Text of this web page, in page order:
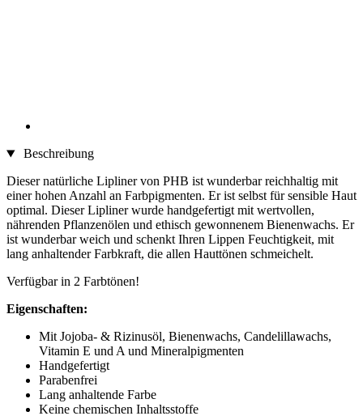
Beschreibung
Dieser natürliche Lipliner von PHB ist wunderbar reichhaltig mit
einer hohen Anzahl an Farbpigmenten. Er ist selbst für sensible Haut
optimal. Dieser Lipliner wurde handgefertigt mit wertvollen,
nährenden Pflanzenölen und ethisch gewonnenem Bienenwachs. Er
ist wunderbar weich und schenkt Ihren Lippen Feuchtigkeit, mit
lang anhaltender Farbkraft, die allen Hauttönen schmeichelt.
Verfügbar in 2 Farbtönen!
Eigenschaften:
Mit Jojoba- & Rizinusöl, Bienenwachs, Candelillawachs,
Vitamin E und A und Mineralpigmenten
Handgefertigt
Parabenfrei
Lang anhaltende Farbe
Keine chemischen Inhaltsstoffe